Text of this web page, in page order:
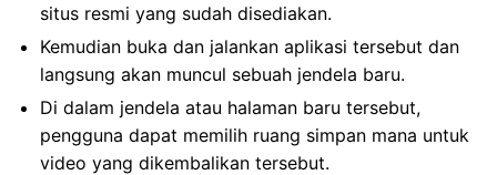
situs resmi yang sudah disediakan.
Kemudian buka dan jalankan aplikasi tersebut dan
langsung akan muncul sebuah jendela baru.
Di dalam jendela atau halaman baru tersebut,
pengguna dapat memilih ruang simpan mana untuk
video yang dikembalikan tersebut.